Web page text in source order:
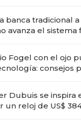
banca tradicional
avanza el
Fogel con el ojo
consejos
Dubuis se inspira
un reloj de US$